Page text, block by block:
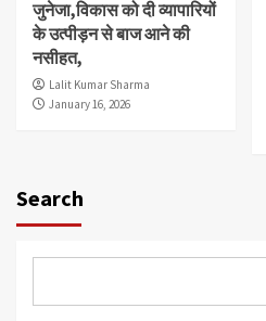
जुनेजा,विकास को दी व्यापारियों
के उत्पीड़न से बाज आने की
नसीहत,
Lalit Kumar Sharma
January 16, 2026
Search